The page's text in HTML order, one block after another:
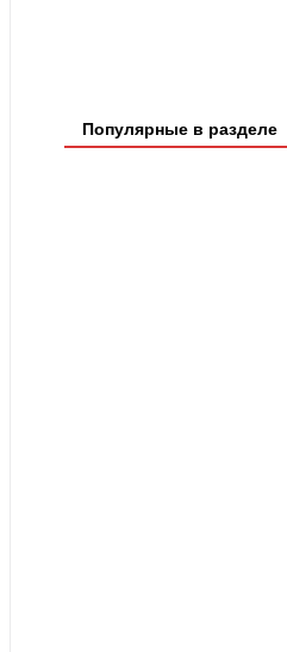
Популярные в разделе